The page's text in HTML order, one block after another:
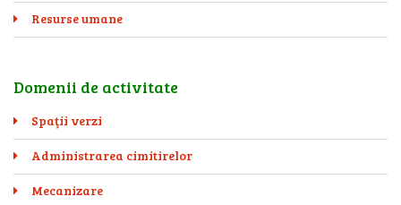
Resurse umane
Domenii de activitate
Spaţii verzi
Administrarea cimitirelor
Mecanizare